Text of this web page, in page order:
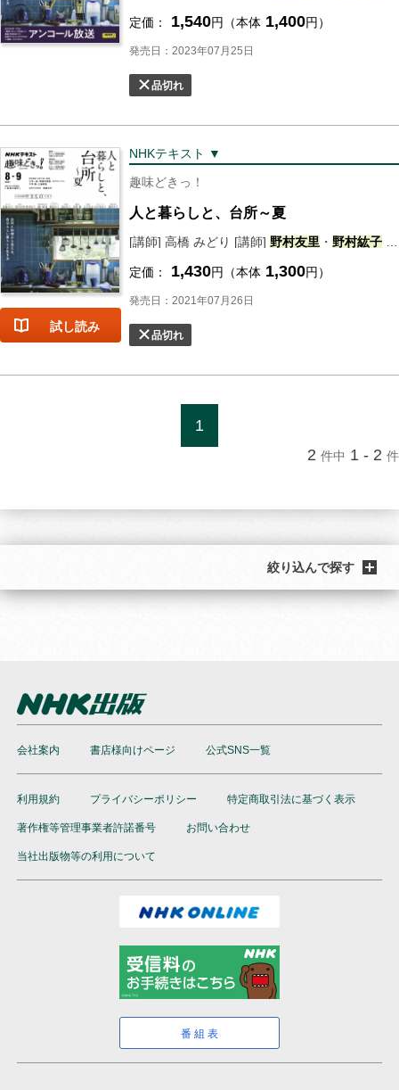
定価： 1,540円（本体 1,400円）
発売日：2023年07月25日
品切れ
試し読み
NHKテキスト ▼
趣味どきっ！
人と暮らしと、台所～夏
[講師] 高橋 みどり [講師] 野村友里 ・ 野村紘子
定価： 1,430円（本体 1,300円）
発売日：2021年07月26日
品切れ
1
2 件中 1 - 2 件
絞り込んで探す
会社案内 書店様向けページ 公式SNS一覧
利用規約 プライバシーポリシー 特定商取引法に基づく表示
著作権等管理事業者許諾番号 お問い合わせ
当社出版物等の利用について
番組表